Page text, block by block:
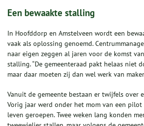
Een bewaakte stalling
In Hoofddorp en Amstelveen wordt een
vaak als oplossing genoemd.
naar eigen zeggen al jaren voor de komst
stalling. “De gemeenteraad pakt helaas niet
maar daar moeten zij dan wel werk van
Vanuit de gemeente bestaan er twijfels over
Vorig jaar werd onder het mom van een
leven geroepen. Twee weken lang konden